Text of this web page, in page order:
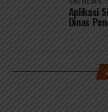
SKI NEWS
Aplikasi
Dinas